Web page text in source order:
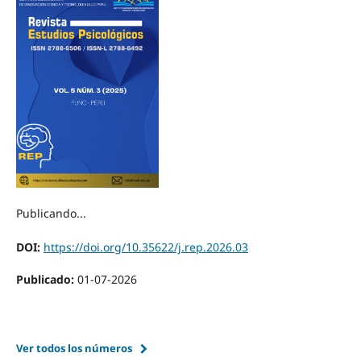
Publicando...
DOI: https://doi.org/10.35622/j.rep.2026.03
Publicado: 01-07-2026
Ver todos los números